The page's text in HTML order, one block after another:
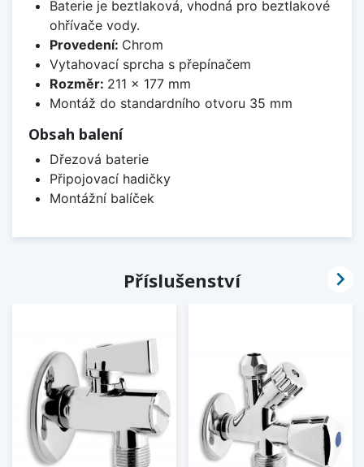
Baterie je beztlaková, vhodná pro beztlakové
ohřívače vody.
Provedení: Chrom
Vytahovací sprcha s přepínačem
Rozměr: 211 x 177 mm
Montáž do standardního otvoru 35 mm
Obsah balení
Dřezová baterie
Připojovací hadičky
Montážní balíček
Příslušenství 